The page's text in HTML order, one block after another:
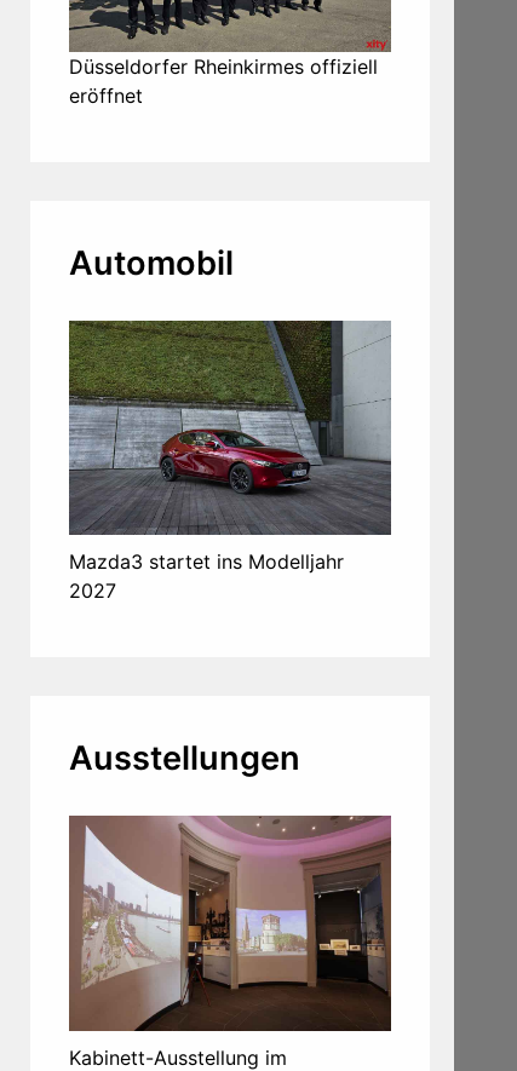
Düsseldorfer Rheinkirmes offiziell
eröffnet
Automobil
Mazda3 startet ins Modelljahr
2027
Ausstellungen
Kabinett-Ausstellung im